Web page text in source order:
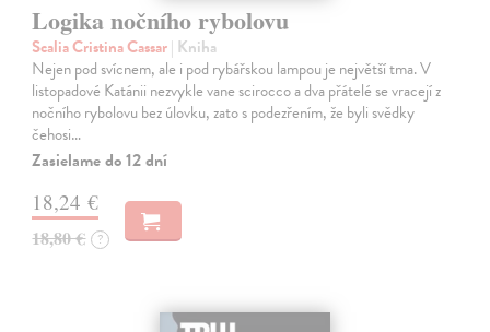
Logika nočního rybolovu
Scalia Cristina Cassar| Kniha
Nejen pod svícnem, ale i pod rybářskou lampou je největší tma. V
listopadové Katánii nezvykle vane scirocco a dva přátelé se vracejí z
nočního rybolovu bez úlovku, zato s podezřením, že byli svědky
čehosi…
Zasielame do 12 dní
18,24 €
18,80 € ?